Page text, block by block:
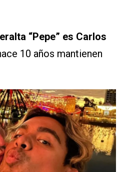
“Pepe” es Carlos
10 años mantienen